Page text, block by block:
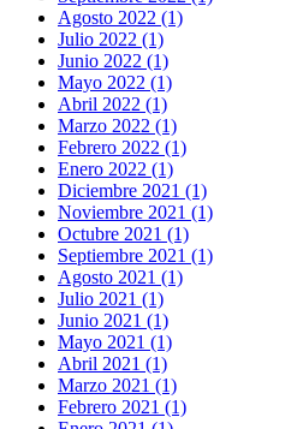
Agosto 2022 (1)
Julio 2022 (1)
Junio 2022 (1)
Mayo 2022 (1)
Abril 2022 (1)
Marzo 2022 (1)
Febrero 2022 (1)
Enero 2022 (1)
Diciembre 2021 (1)
Noviembre 2021 (1)
Octubre 2021 (1)
Septiembre 2021 (1)
Agosto 2021 (1)
Julio 2021 (1)
Junio 2021 (1)
Mayo 2021 (1)
Abril 2021 (1)
Marzo 2021 (1)
Febrero 2021 (1)